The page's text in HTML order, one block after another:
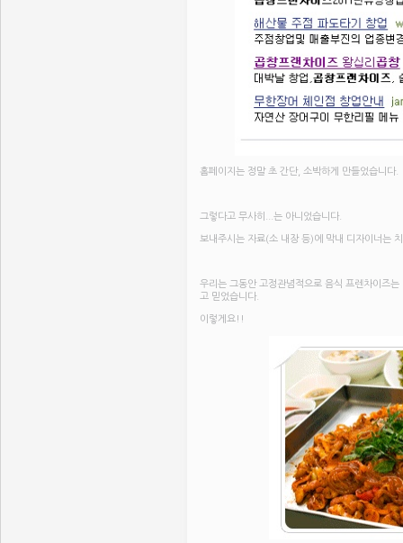
홈페이지는 정말 초 간단, 소박하게 만들었습니다.
그렇다고 무사히...는 아니었습니다.
보내주시는 자료(소 내장 등)에 막내 디자이너는
우리는 그동안 고정관념적으로 음식 프렌차이즈
고 믿었습니다.
이렇게요!!